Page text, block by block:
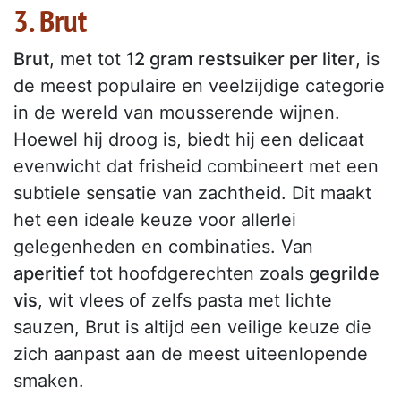
3. Brut
Brut, met tot 12 gram restsuiker per liter, is
de meest populaire en veelzijdige categorie
in de wereld van mousserende wijnen.
Hoewel hij droog is, biedt hij een delicaat
evenwicht dat frisheid combineert met een
subtiele sensatie van zachtheid. Dit maakt
het een ideale keuze voor allerlei
gelegenheden en combinaties. Van
aperitief tot hoofdgerechten zoals gegrilde
vis, wit vlees of zelfs pasta met lichte
sauzen, Brut is altijd een veilige keuze die
zich aanpast aan de meest uiteenlopende
smaken.